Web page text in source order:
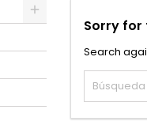
Sorry for
Search